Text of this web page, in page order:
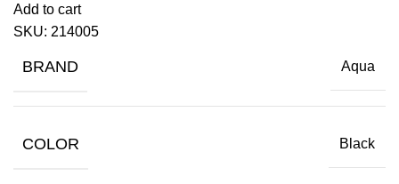
Add to cart
SKU: 214005
BRAND Aqua
COLOR Black